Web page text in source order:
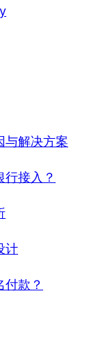
与解决方案
接入？
计
款？